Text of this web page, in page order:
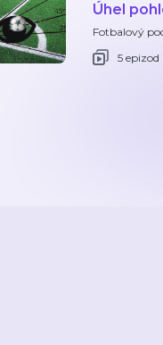
Úhel
Fotbalový
5 epizod